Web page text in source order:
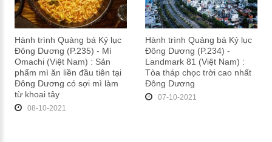
Hành trình Quảng bá Kỷ lục
Đông Dương (P.235) - Mì
Omachi (Việt Nam) : Sản
phẩm mì ăn liền đầu tiên tại
Đông Dương có sợi mì làm
từ khoai tây
08-10-2021
Hành trình Quảng bá Kỷ lục
Đông Dương (P.234) -
Landmark 81 (Việt Nam) :
Tòa tháp chọc trời cao nhất
Đông Dương
07-10-2021